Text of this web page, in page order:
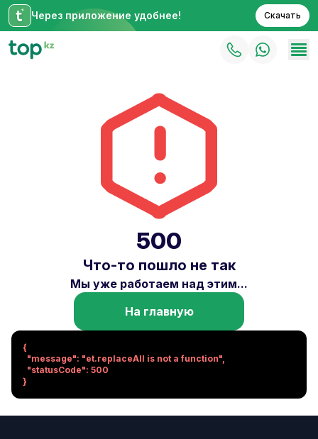
Через приложение удобнее! Скачать
500
Что-то пошло не так
Мы уже работаем над этим...
На главную
{
}